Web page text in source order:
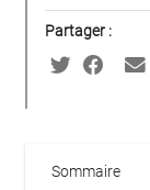
Partager :
Sommaire